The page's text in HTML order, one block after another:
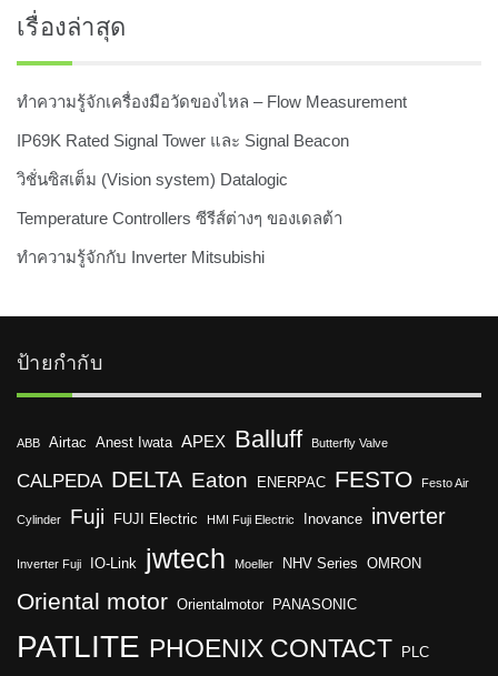
เรื่องล่าสุด
ทำความรู้จักเครื่องมือวัดของไหล – Flow Measurement
IP69K Rated Signal Tower และ Signal Beacon
วิชั่นซิสเต็ม (Vision system) Datalogic
Temperature Controllers ซีรีส์ต่างๆ ของเดลต้า
ทำความรู้จักกับ Inverter Mitsubishi
ป้ายกำกับ
ABB Airtac Anest Iwata APEX Balluff Butterfly Valve
CALPEDA DELTA Eaton ENERPAC FESTO Festo Air
Cylinder Fuji FUJI Electric HMI Fuji Electric Inovance inverter
Inverter Fuji IO-Link jwtech Moeller NHV Series OMRON
Oriental motor Orientalmotor PANASONIC
PATLITE PHOENIX CONTACT PLC